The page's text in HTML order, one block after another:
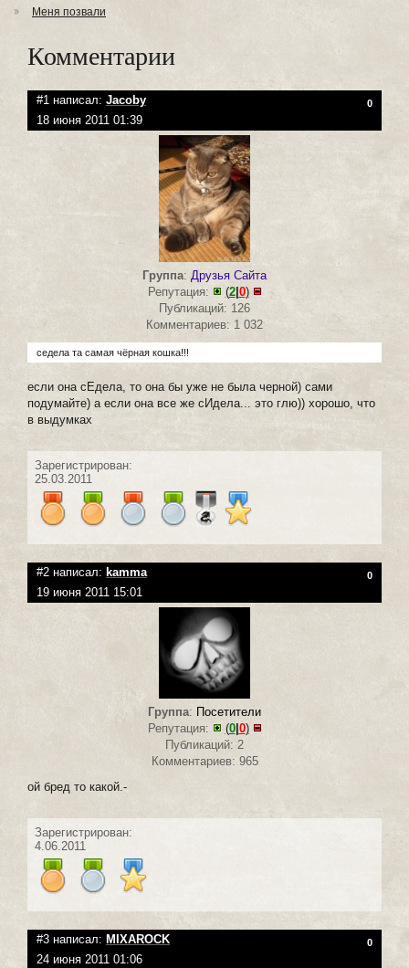
Меня позвали
Комментарии
#1 написал: Jacoby 0
18 июня 2011 01:39
Группа: Друзья Сайта
Репутация:
(2| 0)
Публикаций: 126
Комментариев: 1 032
седела та самая чёрная кошка!!!
если она сЕдела, то она бы уже не была черной) сами
подумайте) а если она все же сИдела... это глю)) хорошо, что
в выдумках
Зарегистрирован:
25.03.2011
#2 написал: kamma 0
19 июня 2011 15:01
Группа: Посетители
Репутация:
(0| 0)
Публикаций: 2
Комментариев: 965
ой бред то какой.-
Зарегистрирован:
4.06.2011
#3 написал: MIXAROCK 0
24 июня 2011 01:06